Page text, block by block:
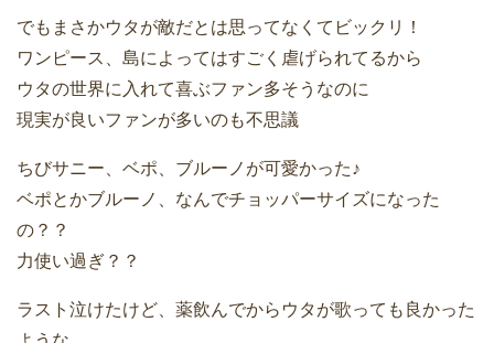
でもまさかウタが敵だとは思ってなくてビックリ！
ワンピース、島によってはすごく虐げられてるから
ウタの世界に入れて喜ぶファン多そうなのに
現実が良いファンが多いのも不思議
ちびサニー、ベポ、ブルーノが可愛かった♪
ベポとかブルーノ、なんでチョッパーサイズになった
の？？
力使い過ぎ？？
ラスト泣けたけど、薬飲んでからウタが歌っても良かった